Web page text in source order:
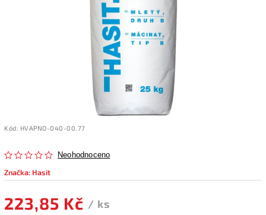
Kód: HVAPNO-040-00.77
Neohodnoceno
Značka: Hasit
223,85 Kč / ks